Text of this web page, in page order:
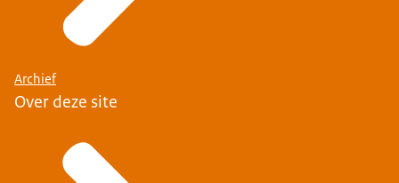
Archief
Over deze site